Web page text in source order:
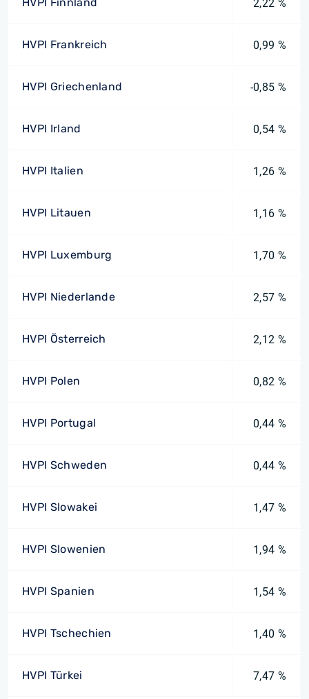
2,22 %
HVPI Frankreich 0,99 %
HVPI Griechenland -0,85 %
HVPI Irland 0,54 %
HVPI Italien 1,26 %
HVPI Litauen 1,16 %
HVPI Luxemburg 1,70 %
HVPI Niederlande 2,57 %
HVPI Österreich 2,12 %
HVPI Polen 0,82 %
HVPI Portugal 0,44 %
HVPI Schweden 0,44 %
HVPI Slowakei 1,47 %
HVPI Slowenien 1,94 %
HVPI Spanien 1,54 %
HVPI Tschechien 1,40 %
HVPI Türkei 7,47 %